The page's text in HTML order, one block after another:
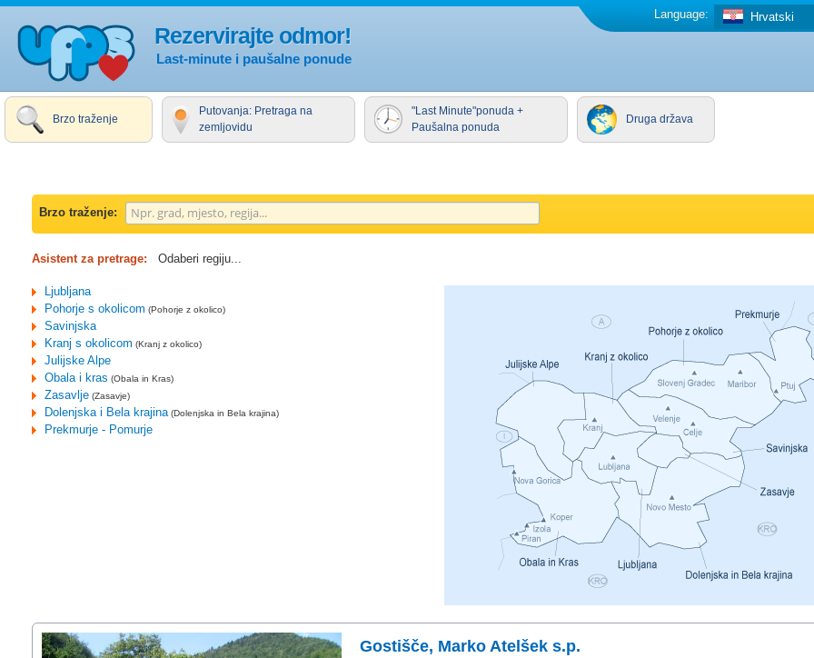
Rezervirajte odmor!
Last-minute i paušalne ponude
Hrvatski
Language:
Brzo traženje
Putovanja: Pretraga na
zemljovidu
"Last Minute"ponuda +
Paušalna ponuda
Druga država
Brzo traženje:
Asistent za pretrage: Odaberi regiju...
Ljubljana
Pohorje s okolicom (Pohorje z okolico)
Savinjska
Kranj s okolicom (Kranj z okolico)
Julijske Alpe
Obala i kras (Obala in Kras)
Zasavlje(Zasavje)
Dolenjska i Bela krajina(Dolenjska in Bela krajina)
Prekmurje - Pomurje
Gostišče, Marko Atelšek s.p.